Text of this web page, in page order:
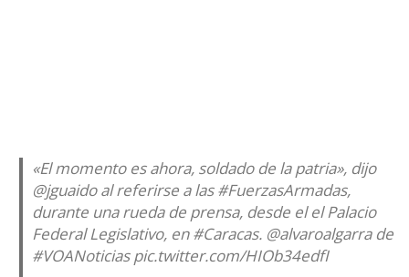
«El momento es ahora, soldado de la patria», dijo
@jguaidoal referirse a las#FuerzasArmadas,
durante una rueda de prensa, desde el el Palacio
Federal Legislativo, en#Caracas. @alvaroalgarrade
#VOANoticias pic.twitter.com/HIOb34edfI